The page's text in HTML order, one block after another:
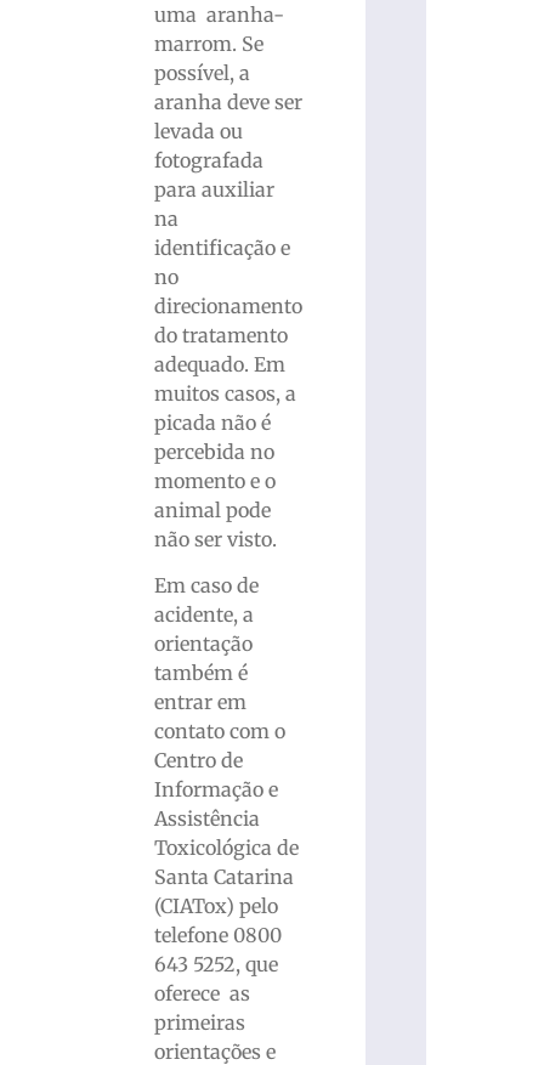
uma aranha-
marrom. Se
possível, a
aranha deve ser
levada ou
fotografada
para auxiliar
na
identificação e
no
direcionamento
do tratamento
adequado. Em
muitos casos, a
picada não é
percebida no
momento e o
animal pode
não ser visto.
Em caso de
acidente, a
orientação
também é
entrar em
contato com o
Centro de
Informação e
Assistência
Toxicológica de
Santa Catarina
(CIATox) pelo
telefone 0800
643 5252, que
oferece as
primeiras
orientações e